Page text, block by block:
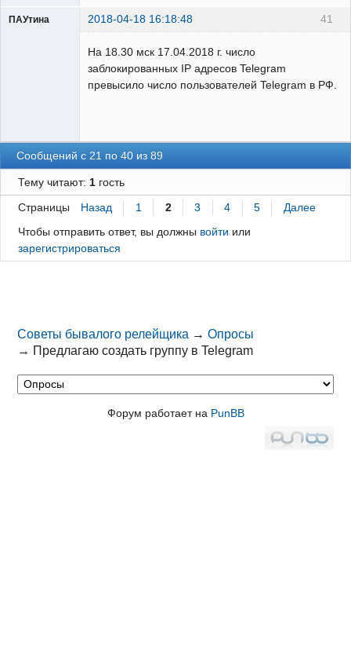
41
ПАУтина 2018-04-18 16:18:48
На 18.30 мск 17.04.2018 г. число
заблокированных IP адресов Telegram
превысило число пользователей Telegram в РФ.
Сообщений с 21 по 40 из 89
Тему читают: 1гость
Страницы Назад 1 2 3 4 5
Далее
Чтобы отправить ответ, вы должны войти или
зарегистрироваться
Советы бывалого релейщика →Опросы
→ Предлагаю создать группу в Telegram
Форум работает на PunBB